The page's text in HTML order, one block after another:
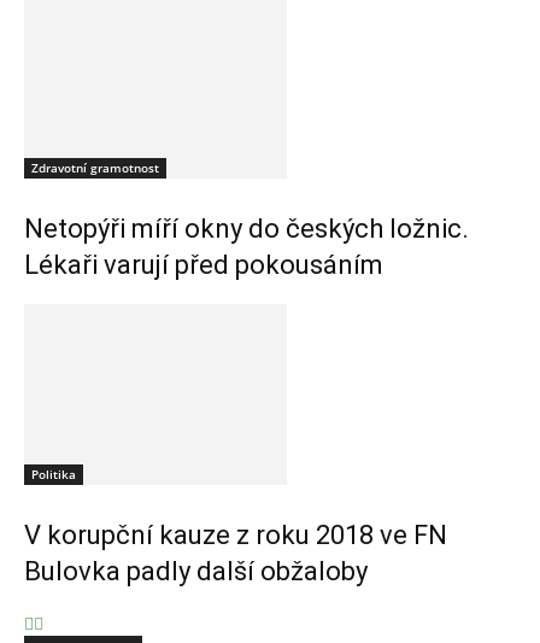
Zdravotní gramotnost
Netopýři míří okny do českých ložnic.
Lékaři varují před pokousáním
Politika
V korupční kauze z roku 2018 ve FN
Bulovka padly další obžaloby